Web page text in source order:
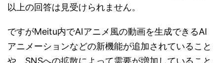
以上の回答は見受けられません。
ですがMeitu内でAIアニメ風の動画を生成できるAI
アニメーションなどの新機能が追加されていること
や、SNSへの拡散によって需要が増加していること